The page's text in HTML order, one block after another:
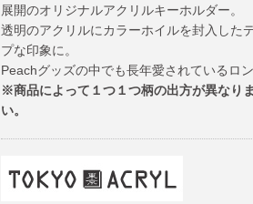
展開のオリジナルアクリルキーホルダー。
透明のアクリルにカラーホイルを封入した
プな印象に。
Peachグッズの中でも長年愛されているロ
※商品によって１つ１つ柄の出方が異なり
い。